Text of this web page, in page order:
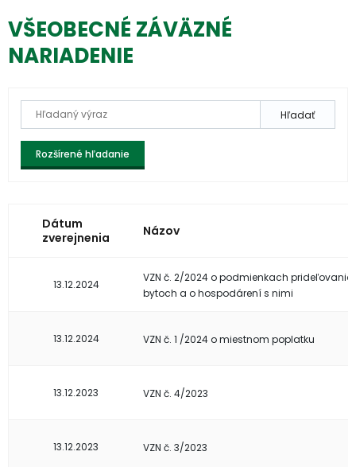
VŠEOBECNÉ ZÁVÄZNÉ
NARIADENIE
Hľadať
Rozšírené hľadanie
Dátum
zverejnenia
Názov
13.12.2024
VZN č. 2/2024 o podmienkach
bytoch a o hospodárení s nimi
13.12.2024 VZN č. 1 /2024 o miestnom poplatku
13.12.2023 VZN č. 4/2023
13.12.2023 VZN č. 3/2023